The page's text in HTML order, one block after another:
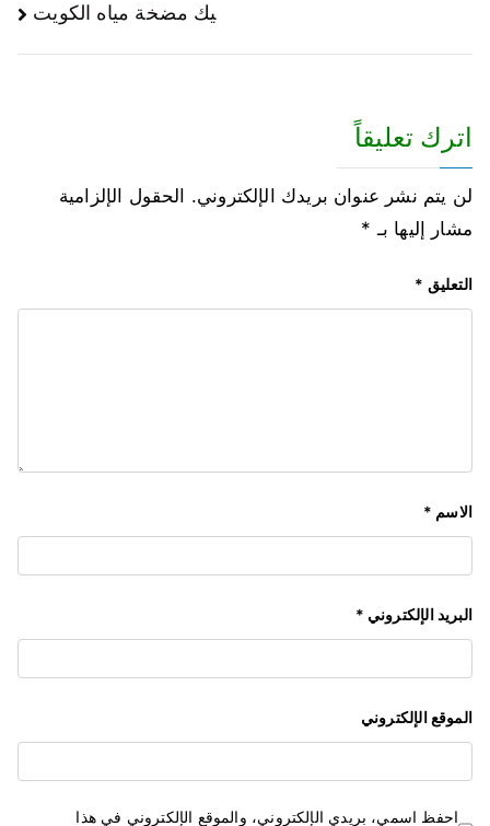
يك مضخة مياه الكويت
اترك تعليقاً
لن يتم نشر عنوان بريدك الإلكتروني.
الحقول الإلزامية
مشار إليها بـ *
التعليق *
الاسم *
البريد الإلكتروني *
الموقع الإلكتروني
احفظ اسمي، بريدي الإلكتروني، والموقع الإلكتروني في هذا